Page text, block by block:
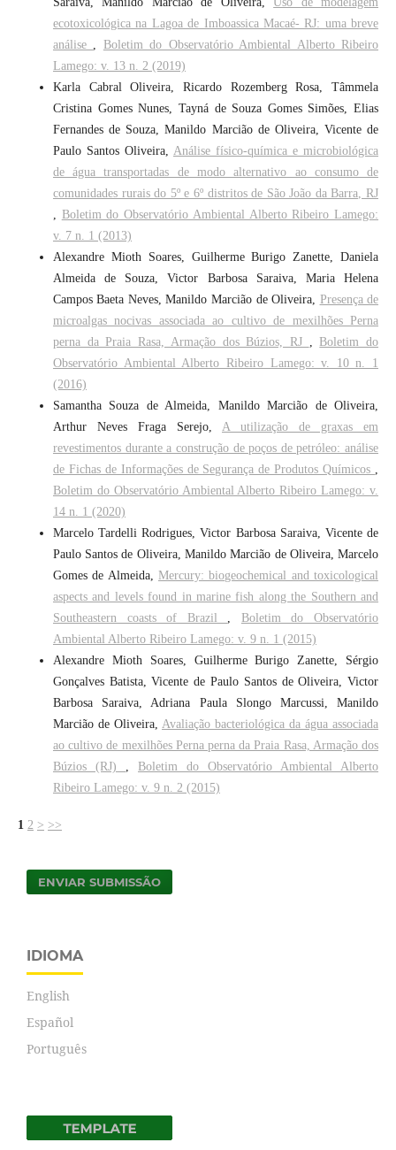
ecotoxicológica na Lagoa de Imboassica Macaé- RJ: uma breve
análise
Boletim do Observatório Ambiental Alberto Ribeiro
Lamego: v. 13 n. 2 (2019)
Karla Cabral Oliveira, Ricardo Rozemberg Rosa, Tâmmela
Cristina Gomes Nunes, Tayná de Souza Gomes Simões, Elias
Fernandes de Souza, Manildo Marcião de Oliveira, Vicente de
Paulo Santos Oliveira, Análise físico-química e microbiológica
de água transportadas de modo alternativo ao consumo de
comunidades rurais do 5º e 6º distritos de São João da Barra, RJ
Boletim do Observatório Ambiental Alberto Ribeiro Lamego:
v. 7 n. 1 (2013)
Alexandre Mioth Soares, Guilherme Burigo Zanette, Daniela
Almeida de Souza, Victor Barbosa Saraiva, Maria Helena
Campos Baeta Neves, Manildo Marcião de Oliveira, Presença de
microalgas nocivas associada ao cultivo de mexilhões Perna
perna da Praia Rasa, Armação dos Búzios, RJ
Boletim do
Observatório Ambiental Alberto Ribeiro Lamego: v. 10 n. 1
(2016)
Samantha Souza de Almeida, Manildo Marcião de Oliveira,
Arthur Neves Fraga Serejo, A utilização de graxas em
revestimentos durante a construção de poços de petróleo: análise
de Fichas de Informações de Segurança de Produtos Químicos
Boletim do Observatório Ambiental Alberto Ribeiro Lamego: v.
14 n. 1 (2020)
Marcelo Tardelli Rodrigues, Victor Barbosa Saraiva, Vicente de
Paulo Santos de Oliveira, Manildo Marcião de Oliveira, Marcelo
Gomes de Almeida, Mercury: biogeochemical and toxicological
aspects and levels found in marine fish along the Southern and
Southeastern coasts of Brazil
Boletim do Observatório
Ambiental Alberto Ribeiro Lamego: v. 9 n. 1 (2015)
Alexandre Mioth Soares, Guilherme Burigo Zanette, Sérgio
Gonçalves Batista, Vicente de Paulo Santos de Oliveira, Victor
Barbosa Saraiva, Adriana Paula Slongo Marcussi, Manildo
Marcião de Oliveira, Avaliação bacteriológica da água associada
ao cultivo de mexilhões Perna perna da Praia Rasa, Armação dos
Búzios (RJ)
Boletim do Observatório Ambiental Alberto
Ribeiro Lamego: v. 9 n. 2 (2015)
1 2 > >>
ENVIAR SUBMISSÃO
IDIOMA
English
Español
Português